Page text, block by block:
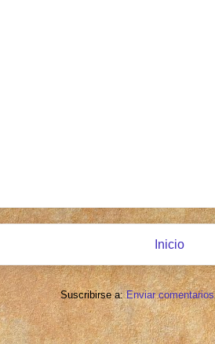
Inicio
Suscribirse a:Enviar